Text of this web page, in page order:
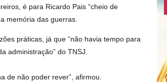
é para Ricardo Pais “cheio de
memória das guerras.
práticas, já que “não havia tempo para
administração” do TNSJ.
de não poder rever”, afirmou.